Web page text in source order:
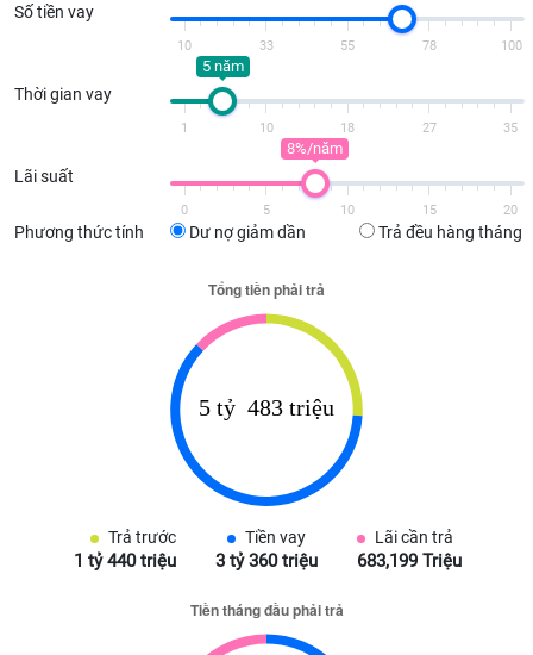
Số tiền vay
10 33 55 78 100
Thời gian vay
5 năm
1 10 18 27 35
Lãi suất
8%/năm
0 5 10 15 20
Phương thức tính Dư nợ giảm dần Trả đều hàng tháng
Trả trước
1 tỷ 440 triệu
Tiền vay
3 tỷ 360 triệu
Lãi cần trả
683,199 Triệu